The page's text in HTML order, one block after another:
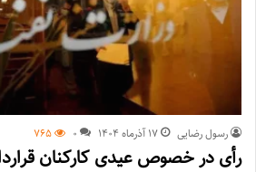
رسول رضایی ۱۷ آذر‌ماه ۱۴۰۴ 0
765
رأی در خصوص عیدی کارکنان